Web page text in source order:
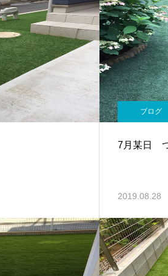
ブログ
7月某日
2019.08.28